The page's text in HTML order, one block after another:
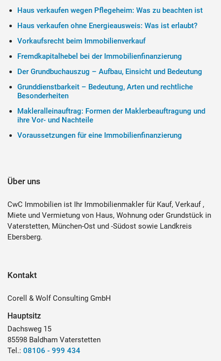
Haus verkaufen wegen Pflegeheim: Was zu beachten ist
Haus verkaufen ohne Energieausweis: Was ist erlaubt?
Vorkaufsrecht beim Immobilienverkauf
Fremdkapitalhebel bei der Immobilienfinanzierung
Der Grundbuchauszug – Aufbau, Einsicht und Bedeutung
Grunddienstbarkeit – Bedeutung, Arten und rechtliche
Besonderheiten
Makleralleinauftrag: Formen der Maklerbeauftragung und
ihre Vor- und Nachteile
Voraussetzungen für eine Immobilienfinanzierung
Über uns
CwC Immobilien ist Ihr Immobilienmakler für Kauf, Verkauf ,
Miete und Vermietung von Haus, Wohnung oder Grundstück in
Vaterstetten, München-Ost und -Südost sowie Landkreis
Ebersberg.
Kontakt
Corell & Wolf Consulting GmbH
Hauptsitz
Dachsweg 15
85598 Baldham Vaterstetten
Tel.: 08106 - 999 434